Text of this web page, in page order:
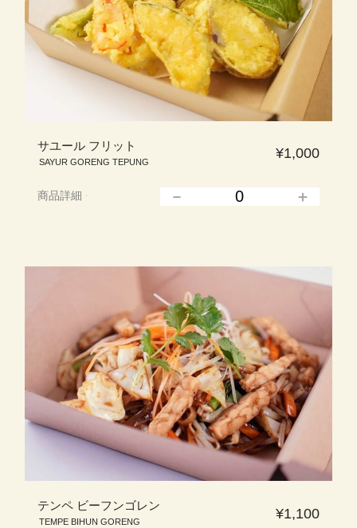
サユール フリット
SAYUR GORENG TEPUNG
¥1,000
商品詳細
テンペ ビーフンゴレン
TEMPE BIHUN GORENG
¥1,100